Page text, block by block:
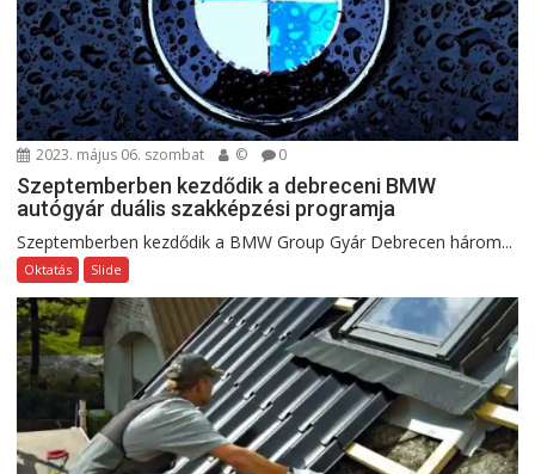
2023. május 06. szombat © 0
Szeptemberben kezdődik a debreceni BMW
autógyár duális szakképzési programja
Szeptemberben kezdődik a BMW Group Gyár Debrecen három...
Oktatás Slide